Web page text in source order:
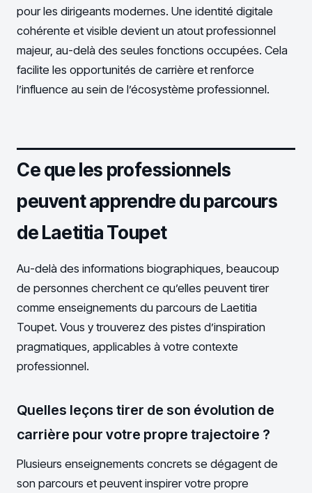
pour les dirigeants modernes. Une identité digitale
cohérente et visible devient un atout professionnel
majeur, au-delà des seules fonctions occupées. Cela
facilite les opportunités de carrière et renforce
l’influence au sein de l’écosystème professionnel.
Ce que les professionnels
peuvent apprendre du parcours
de Laetitia Toupet
Au-delà des informations biographiques, beaucoup
de personnes cherchent ce qu’elles peuvent tirer
comme enseignements du parcours de Laetitia
Toupet. Vous y trouverez des pistes d’inspiration
pragmatiques, applicables à votre contexte
professionnel.
Quelles leçons tirer de son évolution de
carrière pour votre propre trajectoire ?
Plusieurs enseignements concrets se dégagent de
son parcours et peuvent inspirer votre propre